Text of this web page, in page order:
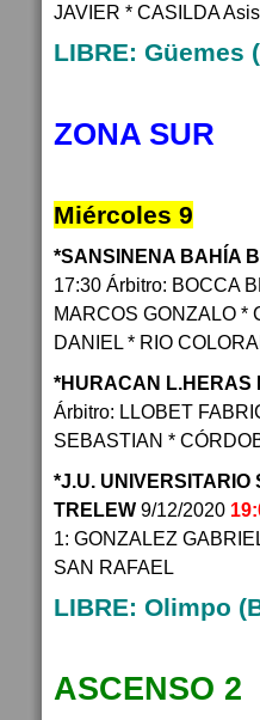
JAVIER * CASILDA
LIBRE: Güemes
ZONA SUR
Miércoles 9
*SANSINENA BAHÍA
17:30 Árbitro: BOCCA
MARCOS GONZALO *
DANIEL * RIO
*HURACAN L.HERAS
Árbitro: LLOBET
SEBASTIAN *
*J.U. UNIVERSITARIO
TRELEW 9/12/2020
1: GONZALEZ
SAN RAFAEL
LIBRE: Olimpo
ASCENSO 2